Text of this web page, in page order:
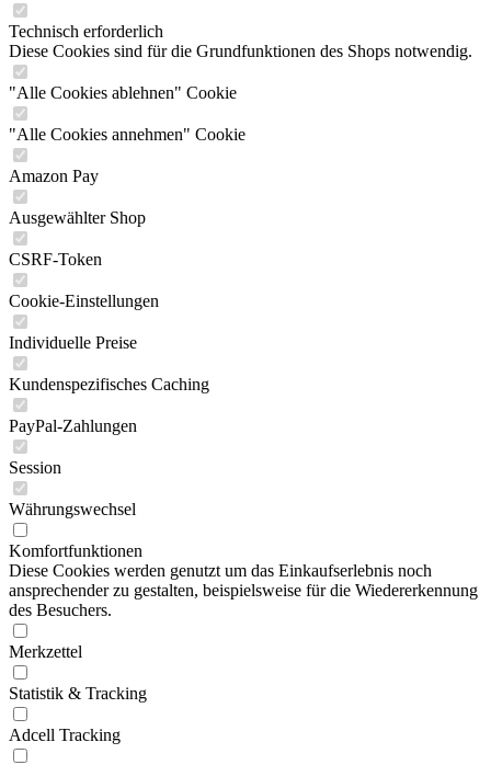
Technisch erforderlich
Diese Cookies sind für die Grundfunktionen des Shops notwendig.
"Alle Cookies ablehnen" Cookie
"Alle Cookies annehmen" Cookie
Amazon Pay
Ausgewählter Shop
CSRF-Token
Cookie-Einstellungen
Individuelle Preise
Kundenspezifisches Caching
PayPal-Zahlungen
Session
Währungswechsel
Komfortfunktionen
Diese Cookies werden genutzt um das Einkaufserlebnis noch
ansprechender zu gestalten, beispielsweise für die Wiedererkennung
des Besuchers.
Merkzettel
Statistik & Tracking
Adcell Tracking